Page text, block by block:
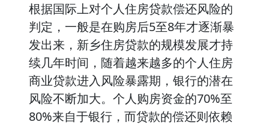
根据国际上对个人住房贷款偿还风险的
判定，一般是在购房后5至8年才逐渐暴
发出来，新乡住房贷款的规模发展才持
续几年时间，随着越来越多的个人住房
商业贷款进入风险暴露期，银行的潜在
风险不断加大。个人购房资金的70%至
80%来自于银行，而贷款的偿还则依赖